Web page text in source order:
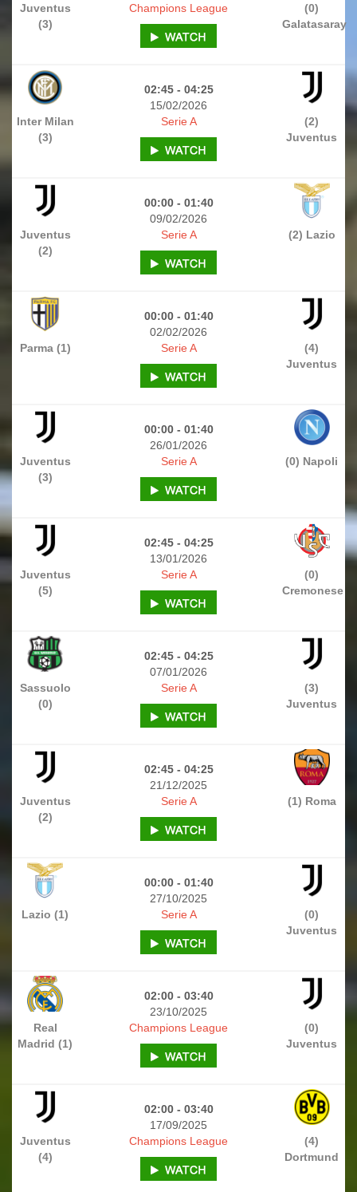
Juventus
(3)
(0)
Galatasaray
Champions League
02:45 - 04:25
15/02/2026
Inter Milan
(3)
(2)
Juventus
Serie A
00:00 - 01:40
09/02/2026
Juventus
(2)
(2) Lazio
Serie A
00:00 - 01:40
02/02/2026
Parma (1)
(4)
Juventus
Serie A
00:00 - 01:40
26/01/2026
Juventus
(3)
(0) Napoli
Serie A
02:45 - 04:25
13/01/2026
Juventus
(5)
(0)
Cremonese
Serie A
02:45 - 04:25
07/01/2026
Sassuolo
(0)
(3)
Juventus
Serie A
02:45 - 04:25
21/12/2025
Juventus
(2)
(1) Roma
Serie A
00:00 - 01:40
27/10/2025
Lazio (1)
(0)
Juventus
Serie A
02:00 - 03:40
23/10/2025
Real
Madrid (1)
(0)
Juventus
Champions League
02:00 - 03:40
17/09/2025
Juventus
(4)
(4)
Dortmund
Champions League